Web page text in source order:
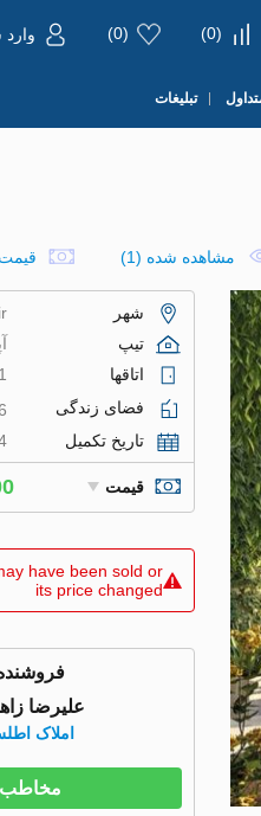
(
0
)
(
0
)
تبلیغات
مشاهده شده (1) قیمت
شهر
تیپ
اتاقها
فضای زندگی
تاریخ تکمیل
قیمت
have been sold or
its price changed
علیرضا
املاک
مخاطب